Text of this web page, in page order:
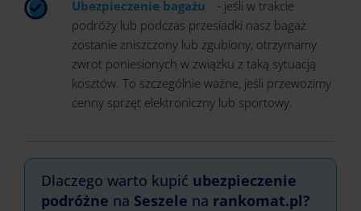
Ubezpieczenie bagażu
- jeśli w trakcie
podróży lub podczas przesiadki nasz bagaż
zostanie zniszczony lub zgubiony, otrzymamy
zwrot poniesionych w związku z taką sytuacją
kosztów. To szczególnie ważne, jeśli przewozimy
cenny sprzęt elektroniczny lub sportowy.
Dlaczego warto kupić ubezpieczenie
podróżne na Seszele na rankomat.pl?